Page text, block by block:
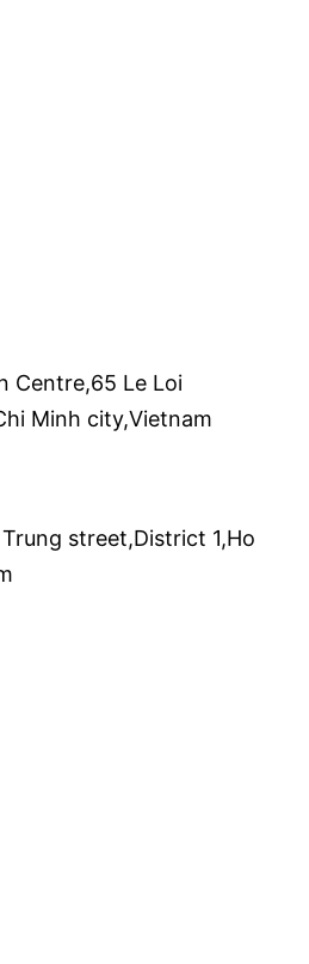
Centre,65 Le Loi
Minh city,Vietnam
street,District 1,Ho